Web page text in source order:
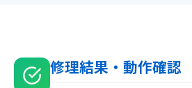
修理結果・動作確認